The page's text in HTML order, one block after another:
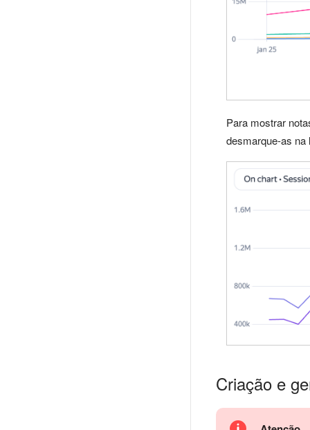
Para mostrar
desmarque-as na
Criação e